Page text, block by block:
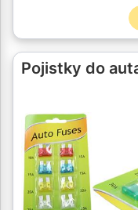
Pojistky do